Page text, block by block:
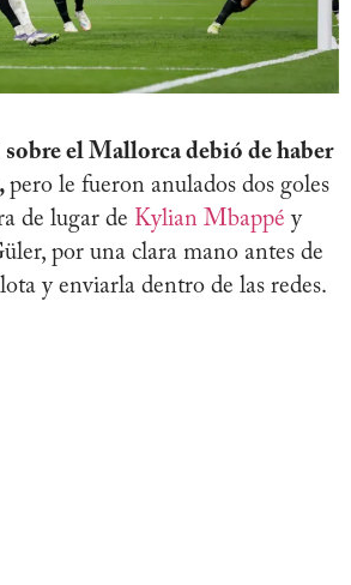
el Mallorca debió de haber
pero le fueron anulados dos goles
de lugar de Kylian Mbappé y
por una clara mano antes de
y enviarla dentro de las redes.